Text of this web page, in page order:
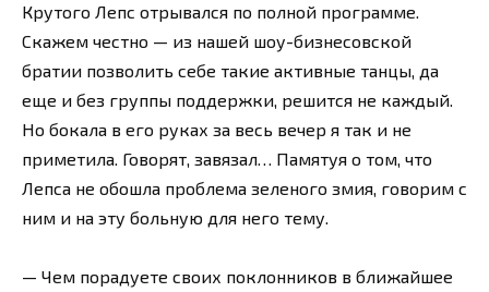
Крутого Лепс отрывался по полной программе.
Скажем честно — из нашей шоу-бизнесовской
братии позволить себе такие активные танцы, да
еще и без группы поддержки, решится не каждый.
Но бокала в его руках за весь вечер я так и не
приметила. Говорят, завязал… Памятуя о том, что
Лепса не обошла проблема зеленого змия, говорим с
ним и на эту больную для него тему.
— Чем порадуете своих поклонников в ближайшее